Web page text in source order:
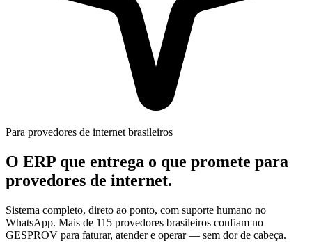
Para provedores de internet brasileiros
O ERP que entrega o que promete para
provedores de internet.
Sistema completo, direto ao ponto, com suporte humano no
WhatsApp. Mais de 115 provedores brasileiros confiam no
GESPROV para faturar, atender e operar — sem dor de cabeça.